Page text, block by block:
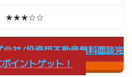
★★★☆☆
会社/投資用不動産無料面談完
イントゲット！